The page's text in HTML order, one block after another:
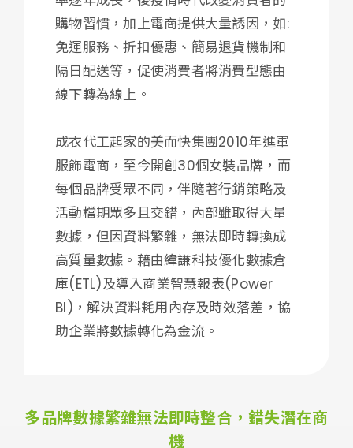
購物習慣，加上電商提供大量誘因，如:
免運服務、折扣優惠、簡易退貨機制和
隔日配送等，促使消費者將消費型態由
線下轉為線上。
成衣代工起家的美而快集團2010年進軍
服飾電商，至今開創30個女裝品牌，而
每個品牌受眾不同，伴隨著行銷策略及
活動檔期眾多且交錯，內部雖取得大量
數據，但因資料繁雜，無法即時轉換成
高質量數據。藉由緯謙科技優化數據倉
庫(ETL)及導入商業智慧報表(Power
BI)，解決資料耗用內存及時效落差，協
助企業將數據轉化為金流。
多品牌數據繁雜無法即時整合，錯失潛在商
機